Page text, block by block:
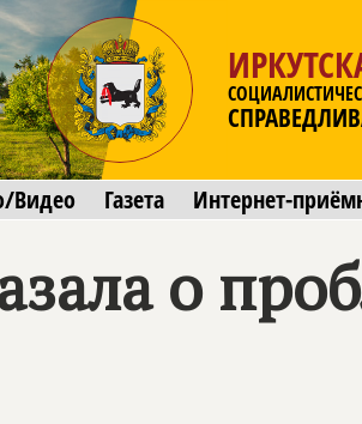
Видео Газета Интернет-
о